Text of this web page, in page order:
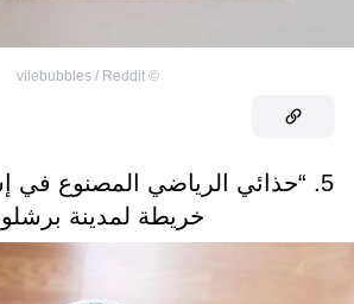
©
vilebubbles / Reddit
5. “حذائي الرياضي المصنوع في
خريطة لمدينة